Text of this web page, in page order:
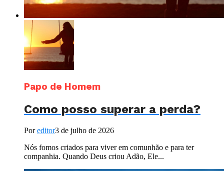
Papo de Homem
Como posso superar a perda?
Poreditor3 de julho de 2026
Nós fomos criados para viver em comunhão e para ter
companhia. Quando Deus criou Adão, Ele...